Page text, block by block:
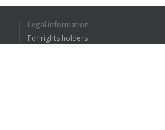
Legal information
For rights holders